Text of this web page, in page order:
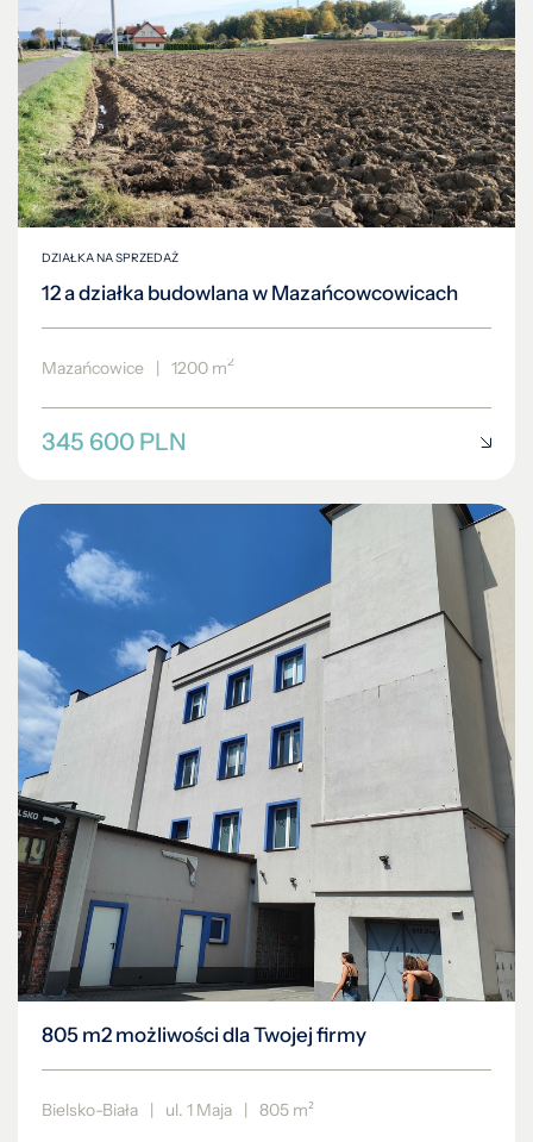
DZIAŁKA NA SPRZEDAŻ
12 a działka budowlana w Mazańcowcowicach
Mazańcowice | 1200 m2
345 600 PLN
805 m2 możliwości dla Twojej firmy
Bielsko-Biała | ul. 1 Maja | 805 m²